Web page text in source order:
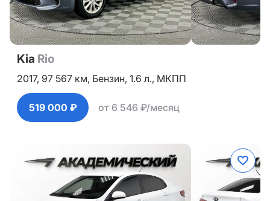
Kia Rio
2017, 97 567 км, Бензин, 1.6 л., МКПП
519 000 ₽ от 6 546 ₽/месяц